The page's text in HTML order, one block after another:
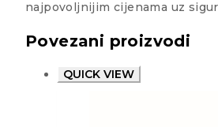
najpovoljnijim cijenama uz
Povezani proizvodi
QUICK VIEW